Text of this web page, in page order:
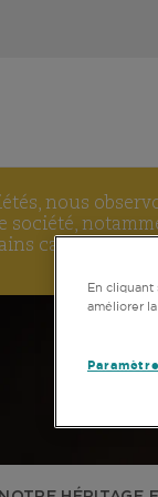
nous
société,
cas, celles
En cliquant
améliorer